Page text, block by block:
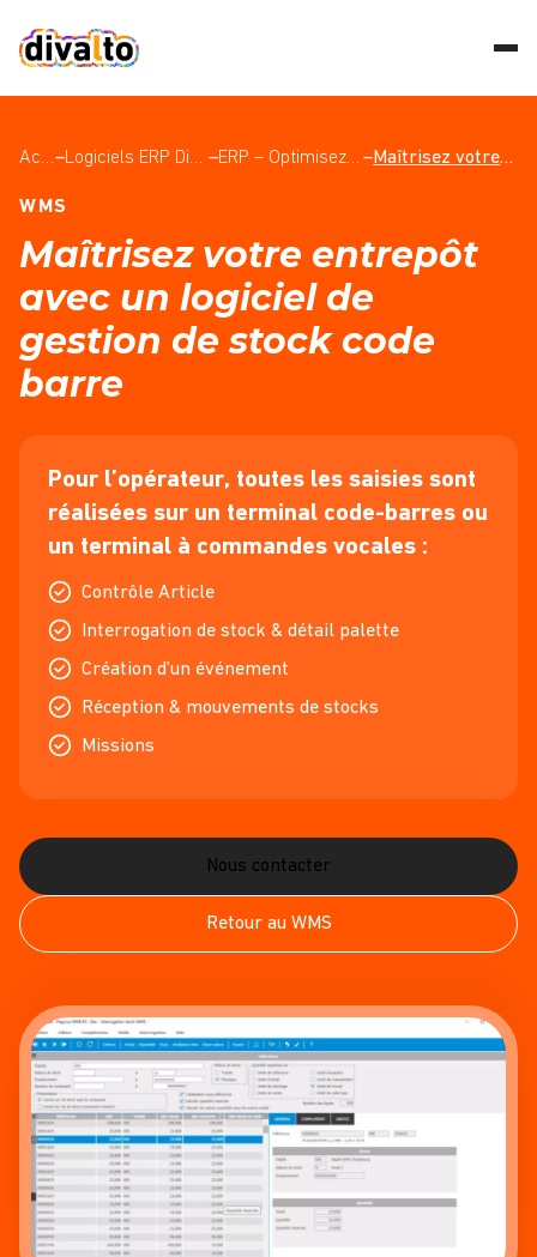
Accueil– Logiciels ERP Divalto : Découvrez le meilleur de l’ERP pour les PME et les ETI – ERP – Optimisez la gestion de votre entrepôt grâce au WMS – Maîtrisez votre entrepôt avec un logiciel de gestion de stock code barre
WMS
Maîtrisez votre entrepôt
avec un logiciel de
gestion de stock code
barre
Pour l’opérateur, toutes les saisies sont
réalisées sur un terminal code-barres ou
un terminal à commandes vocales :
Contrôle Article
Interrogation de stock & détail palette
Création d’un événement
Réception & mouvements de stocks
Missions
Nous contacter
Retour au WMS